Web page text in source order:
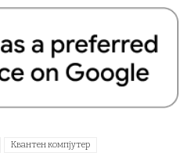
Квантен компјутер